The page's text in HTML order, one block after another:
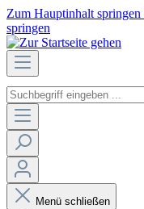
Zum Hauptinhalt springen
springen
Menü schließen